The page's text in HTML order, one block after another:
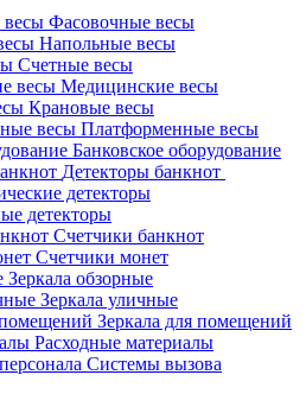
Фасовочные весы
Напольные весы
Счетные весы
Медицинские весы
Крановые весы
Платформенные весы
Банковское оборудование
Детекторы банкнот
детекторы
детекторы
Счетчики банкнот
Счетчики монет
Зеркала обзорные
Зеркала уличные
Зеркала для помещений
Расходные материалы
Системы вызова